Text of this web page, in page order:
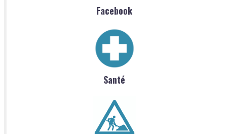
Facebook
Santé